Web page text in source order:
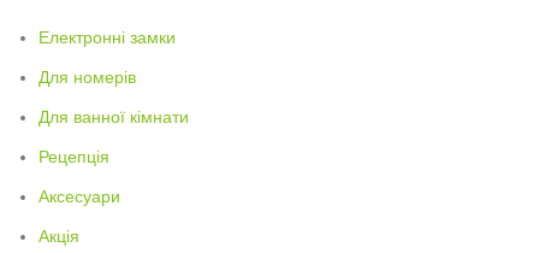
Електронні замки
Для номерів
Для ванної кімнати
Рецепція
Аксесуари
Акція